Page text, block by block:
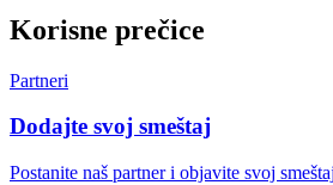
Korisne prečice
Partneri
Dodajte svoj smeštaj
Postanite naš partner i objavite svoj